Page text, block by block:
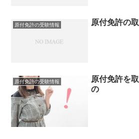
原付免許の受験情報 原付免許の
原付免許の受験情報
原付免許を
の